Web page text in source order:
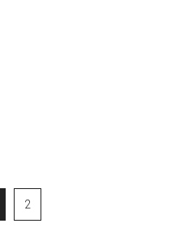
2